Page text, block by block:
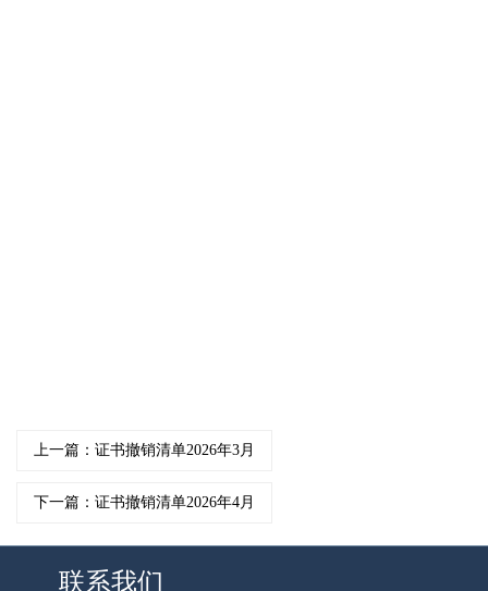
上一篇：证书撤销清单2026年3月
下一篇：证书撤销清单2026年4月
联系我们